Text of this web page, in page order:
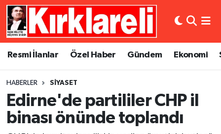
Resmi İlanlar Özel Haber Gündem Ekonomi
HABERLER SIYASET
Edirne'de partililer CHP il
binası önünde toplandı
Resmi İlanlar
Gündem
Ekonomi
Asayiş
Dünya
Künye
Gizlilik Sözleşmesi
Merkez Nöbetçi Eczaneler
Merkez Trafik Yoğunluk Haritası
Süper Lig Puan Durumu ve Fikstür